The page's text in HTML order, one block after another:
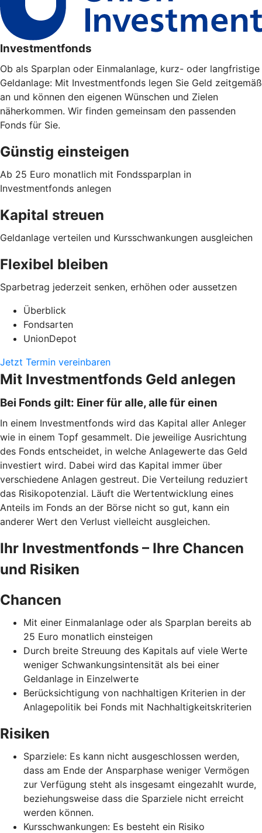
Investmentfonds
Ob als Sparplan oder Einmalanlage, kurz- oder langfristige
Geldanlage: Mit Investmentfonds legen Sie Geld zeitgemäß
an und können den eigenen Wünschen und Zielen
näherkommen. Wir finden gemeinsam den passenden
Fonds für Sie.
Günstig einsteigen
Ab 25 Euro monatlich mit Fondssparplan in
Investmentfonds anlegen
Kapital streuen
Geldanlage verteilen und Kursschwankungen ausgleichen
Flexibel bleiben
Sparbetrag jederzeit senken, erhöhen oder aussetzen
Überblick
Fondsarten
UnionDepot
Jetzt Termin vereinbaren
Mit Investmentfonds Geld anlegen
Bei Fonds gilt: Einer für alle, alle für einen
In einem Investmentfonds wird das Kapital aller Anleger
wie in einem Topf gesammelt. Die jeweilige Ausrichtung
des Fonds entscheidet, in welche Anlagewerte das Geld
investiert wird. Dabei wird das Kapital immer über
verschiedene Anlagen gestreut. Die Verteilung reduziert
das Risikopotenzial. Läuft die Wertentwicklung eines
Anteils im Fonds an der Börse nicht so gut, kann ein
anderer Wert den Verlust vielleicht ausgleichen.
Ihr Investmentfonds – Ihre Chancen
und Risiken
Chancen
Mit einer Einmalanlage oder als Sparplan bereits ab
25 Euro monatlich einsteigen
Durch breite Streuung des Kapitals auf viele Werte
weniger Schwankungsintensität als bei einer
Geldanlage in Einzelwerte
Berücksichtigung von nachhaltigen Kriterien in der
Anlagepolitik bei Fonds mit Nachhaltigkeitskriterien
Risiken
Sparziele: Es kann nicht ausgeschlossen werden,
dass am Ende der Ansparphase weniger Vermögen
zur Verfügung steht als insgesamt eingezahlt wurde,
beziehungsweise dass die Sparziele nicht erreicht
werden können.
Kursschwankungen: Es besteht ein Risiko